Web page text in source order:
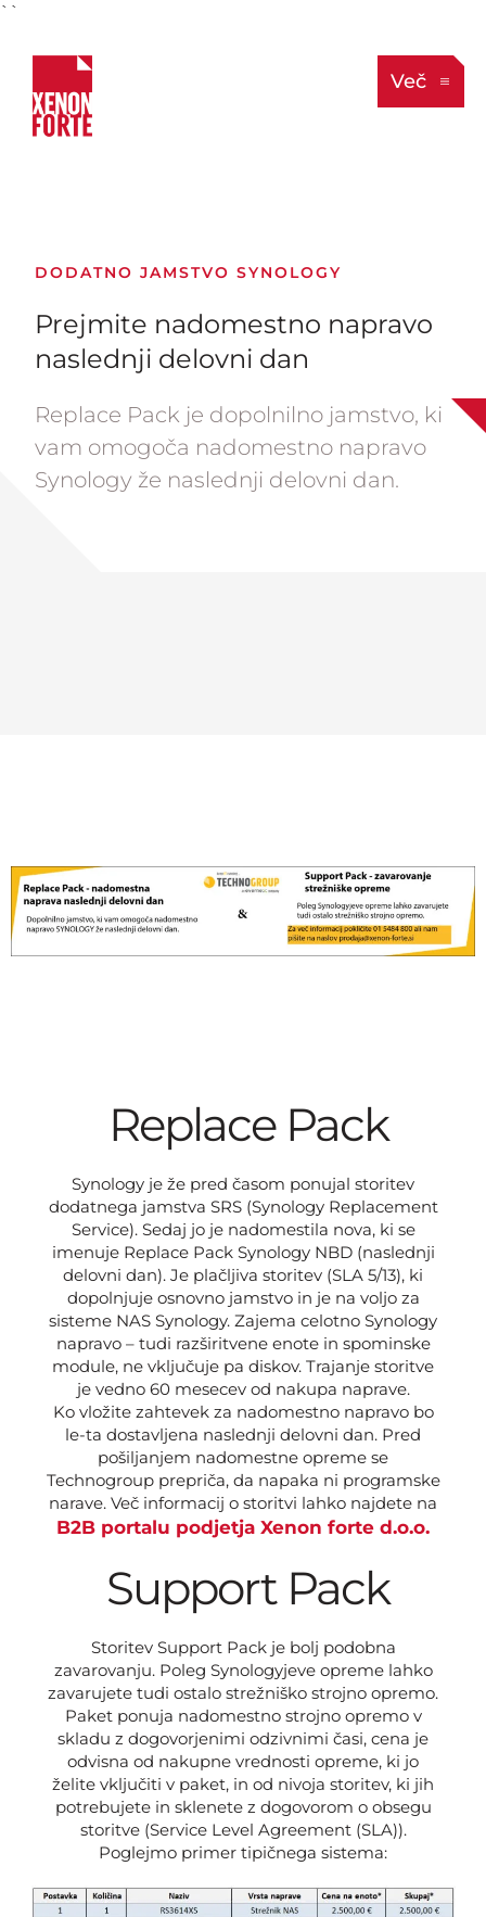
``
Več
DODATNO JAMSTVO SYNOLOGY
Prejmite nadomestno napravo
naslednji delovni dan
Replace Pack je dopolnilno jamstvo, ki
vam omogoča nadomestno napravo
Synology že naslednji delovni dan.
Replace Pack
Synology je že pred časom ponujal storitev
dodatnega jamstva SRS (Synology Replacement
Service). Sedaj jo je nadomestila nova, ki se
imenuje Replace Pack Synology NBD (naslednji
delovni dan). Je plačljiva storitev (SLA 5/13), ki
dopolnjuje osnovno jamstvo in je na voljo za
sisteme NAS Synology. Zajema celotno Synology
napravo – tudi razširitvene enote in spominske
module, ne vključuje pa diskov. Trajanje storitve
je vedno 60 mesecev od nakupa naprave.
Ko vložite zahtevek za nadomestno napravo bo
le-ta dostavljena naslednji delovni dan. Pred
pošiljanjem nadomestne opreme se
Technogroup prepriča, da napaka ni programske
narave. Več informacij o storitvi lahko najdete na
B2B portalu podjetja Xenon forte d.o.o.
Support Pack
Storitev Support Pack je bolj podobna
zavarovanju. Poleg Synologyjeve opreme lahko
zavarujete tudi ostalo strežniško strojno opremo.
Paket ponuja nadomestno strojno opremo v
skladu z dogovorjenimi odzivnimi časi, cena je
odvisna od nakupne vrednosti opreme, ki jo
želite vključiti v paket, in od nivoja storitev, ki jih
potrebujete in sklenete z dogovorom o obsegu
storitve (Service Level Agreement (SLA)).
Poglejmo primer tipičnega sistema: